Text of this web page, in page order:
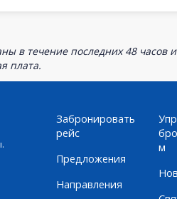
в течение последних 48 часов
плата.
Забронировать
рейс
Предложения
Направления
м